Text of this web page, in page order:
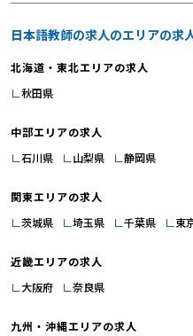
日本語教師の求人のエリアの求
北海道・東北エリアの求人
秋田県
中部エリアの求人
石川県
山梨県 静岡県
関東エリアの求人
茨城県
埼玉県 千葉県 東
近畿エリアの求人
大阪府
奈良県
九州・沖縄エリアの求人